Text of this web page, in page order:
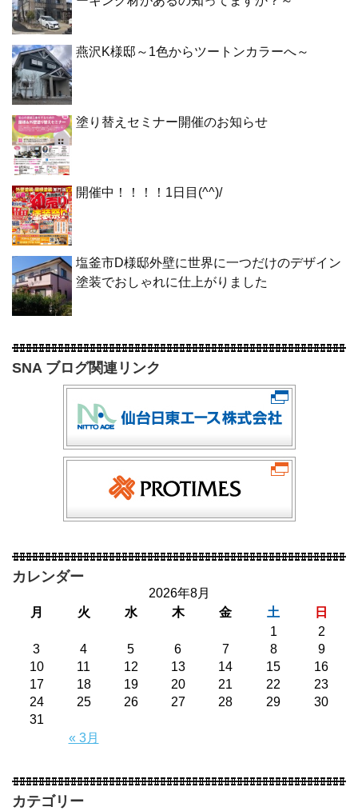
燕沢K様邸～1色からツートンカラーへ～
塗り替えセミナー開催のお知らせ
開催中！！！！1日目(^^)/
塩釜市D様邸外壁に世界に一つだけのデザイン
塗装でおしゃれに仕上がりました
SNA ブログ関連リンク
カレンダー
2026年8月
月
火 水 木 金 土 日
« 3月
1
2
3
4 5 6 7 8
9
10
11 12 13 14 15
16
17
18 19 20 21 22
23
24
25 26 27 28 29
30
31
カテゴリー